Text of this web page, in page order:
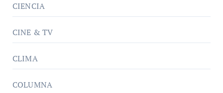
CIENCIA
CINE & TV
CLIMA
COLUMNA